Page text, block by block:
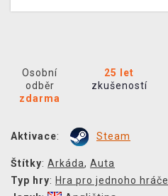
Osobní
odběr
zdarma
25 let
zkušeností
Aktivace: Steam
Štítky: Arkáda, Auta
Typ hry: Hra pro jednoho hráče